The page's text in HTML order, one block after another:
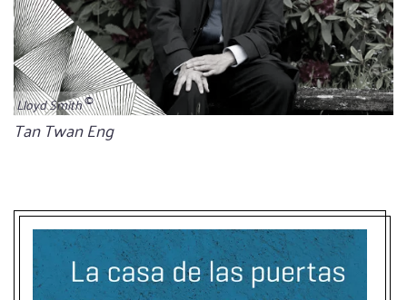
Lloyd Smith
Bildunterschrift
Tan Twan Eng